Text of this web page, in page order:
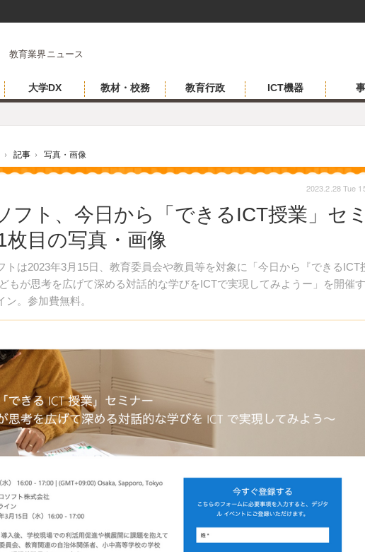
教育業界ニュース
大学DX 教材・校務 教育行政 ICT機器
› 記事 › 写真・画像
フト、今日から「できるICT授業」セミ
枚目の写真・画像
は2023年3月15日、教育委員会や教員等を対象に「今日から『できるICT
もが思考を広げて深める対話的な学びをICTで実現してみようー」を開催す
ン。参加費無料。
2023.2.28 Tue